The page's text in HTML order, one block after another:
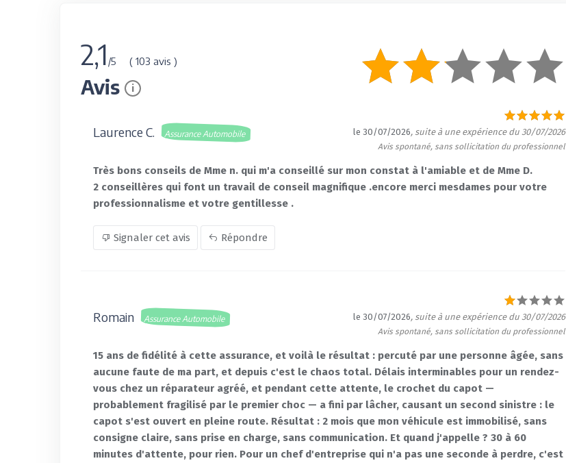
2,1 /5 ( 103 avis )
Avis i
Laurence C. Assurance Automobile le 30/07/2026, suite à une expérience du 30/07/2026
Avis spontané, sans sollicitation du professionnel
Très bons conseils de Mme n. qui m'a conseillé sur mon constat à l'amiable et de Mme D.
2 conseillères qui font un travail de conseil magnifique .encore merci mesdames pour votre
professionnalisme et votre gentillesse .
Signaler cet avis Répondre
Romain Assurance Automobile le 30/07/2026, suite à une expérience du 30/07/2026
Avis spontané, sans sollicitation du professionnel
15 ans de fidélité à cette assurance, et voilà le résultat : percuté par une personne âgée, sans
aucune faute de ma part, et depuis c'est le chaos total. Délais interminables pour un rendez-
vous chez un réparateur agréé, et pendant cette attente, le crochet du capot —
probablement fragilisé par le premier choc — a fini par lâcher, causant un second sinistre : le
capot s'est ouvert en pleine route. Résultat : 2 mois que mon véhicule est immobilisé, sans
consigne claire, sans prise en charge, sans communication. Et quand j'appelle ? 30 à 60
minutes d'attente, pour rien. Pour un chef d'entreprise qui n'a pas une seconde à perdre, c'est